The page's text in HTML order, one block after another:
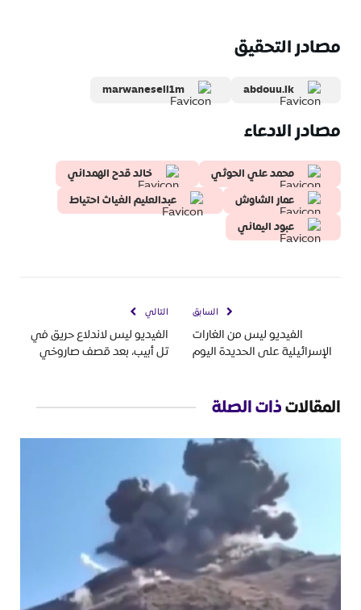
مصادر التحقيق
abdouu.lk
marwanesell1m
مصادر الادعاء
محمد علي الحوثي
خالد قدح الهمداني
عمار الشاوش
عبدالعليم الغياث احتياط
عبود اليماني
السابق
الفيديو ليس من الغارات
الإسرائيلية على الحديدة اليوم
التالي
الفيديو ليس لاندلاع حريق في
تل أبيب، بعد قصف صاروخي
المقالاتذات الصلة